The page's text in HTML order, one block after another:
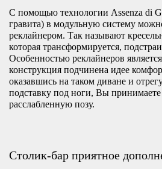
С помощью технологии Assenza di
гравита) в модульную систему
реклайнером. Так называют
которая трансформируется,
Особенностью реклайнеров
конструкция подчинена идее
оказавшись на таком диване и
подставку под ноги, Вы
расслабленную позу.
Столик-бар приятное